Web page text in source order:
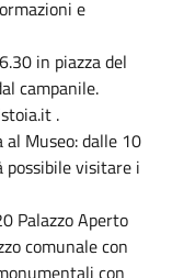
e
in piazza del
campanile.
.
Museo: dalle 10
visitare i
Palazzo Aperto
comunale con
con